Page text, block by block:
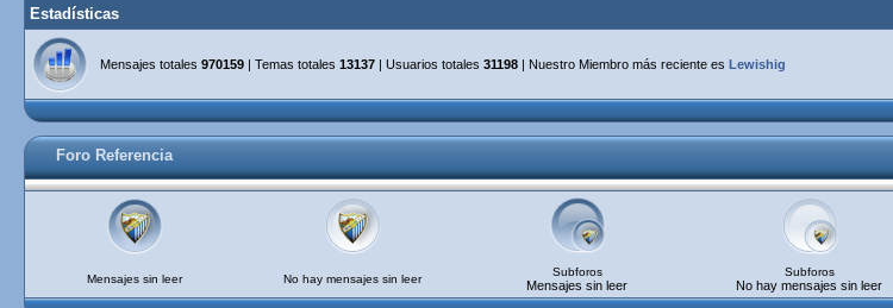
Estadísticas
Mensajes totales 970159 | Temas totales 13137 | Usuarios totales 31198 | Nuestro Miembro más reciente es Lewishig
Foro Referencia
Mensajes sin leer No hay mensajes sin leer
Subforos
Mensajes sin leer
Subforos
No hay mensajes sin leer